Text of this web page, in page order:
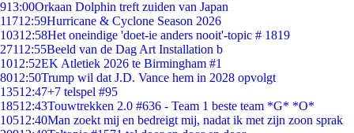
913:00Orkaan Dolphin treft zuiden van Japan
11712:59Hurricane & Cyclone Season 2026
10312:58Het oneindige 'doet-ie anders nooit'-topic # 1819
27112:55Beeld van de Dag Art Installation b
1012:52EK Atletiek 2026 te Birmingham #1
8012:50Trump wil dat J.D. Vance hem in 2028 opvolgt
13512:47+7 telspel #95
18512:43Touwtrekken 2.0 #636 - Team 1 beste team *G* *O*
10512:40Man zoekt mij en bedreigt mij, nadat ik met zijn zoon sprak